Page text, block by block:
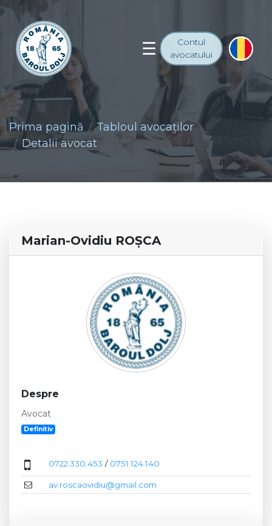
Contul
avocatului
Prima pagină
Tabloul avocaţilor
Detalii avocat
Marian-Ovidiu ROŞCA
Despre
Avocat
Definitiv
0722.330.453 / 0751.124.140
av.roscaovidiu@gmail.com